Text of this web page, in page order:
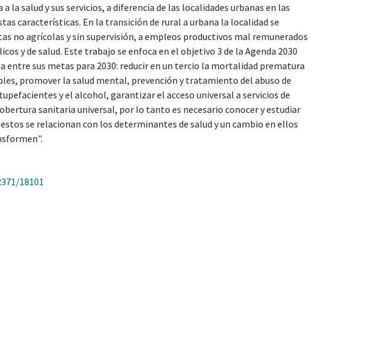
la salud y sus servicios, a diferencia de las localidades urbanas en las
características. En la transición de rural a urbana la localidad se
no agrícolas y sin supervisión, a empleos productivos mal remunerados
y de salud. Este trabajo se enfoca en el objetivo 3 de la Agenda 2030
entre sus metas para 2030: reducir en un tercio la mortalidad prematura
promover la salud mental, prevención y tratamiento del abuso de
y el alcohol, garantizar el acceso universal a servicios de
sanitaria universal, por lo tanto es necesario conocer y estudiar
se relacionan con los determinantes de salud y un cambio en ellos
18101